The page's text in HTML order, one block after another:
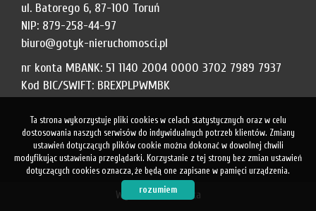
ul. Batorego 6, 87-100 Toruń
NIP: 879-258-44-97
biuro@gotyk-nieruchomosci.pl
nr konta MBANK: 51 1140 2004 0000 3702 7989 7937
Kod BIC/SWIFT: BREXPLPWMBK
WykonanieGalactica
Ta strona wykorzystuje pliki cookies w celach statystycznych oraz w celu
dostosowania naszych serwisów do indywidualnych potrzeb klientów. Zmiany
ustawień dotyczących plików cookie można dokonać w dowolnej chwili
modyfikując ustawienia przeglądarki. Korzystanie z tej strony bez zmian ustawień
dotyczących cookies oznacza, że będą one zapisane w pamięci urządzenia.
rozumiem